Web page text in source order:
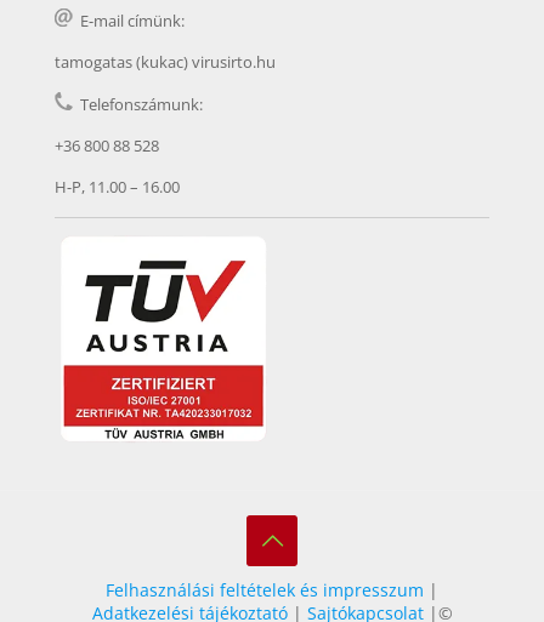
E-mail címünk:
tamogatas (kukac) virusirto.hu
Telefonszámunk:
+36 800 88 528
H-P, 11.00 – 16.00
Felhasználási feltételek és impresszum |
Adatkezelési tájékoztató| Sajtókapcsolat|©